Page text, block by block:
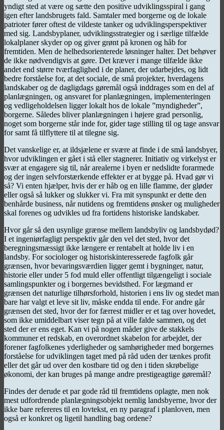
yndigt sted at være og sætte den positive udviklingsspiral i gang
igen efter landsbrugets fald. Samtaler med borgerne og de lokale
patrioter fører oftest de vildeste tanker og udviklingsperspektiver
med sig. Landsbyplaner, udviklingsstrategier og i særlige tilfælde
lokalplaner skyder op og giver grønt på kronen og håb for
fremtiden. Men de helhedsorienterede løsninger halter. Det behøver
de ikke nødvendigvis at gøre. Det kræver i mange tilfælde ikke
andet end større tværfaglighed i de planer, der udarbejdes, og lidt
bedre forståelse for, at det sociale, de små projekter, hverdagens
landskaber og de dagligdags gøremål også inddrages som en del af
planlægningen, og ansvaret for planlægningen, implementeringen
og vedligeholdelsen ligger lokalt hos de lokale ”myndigheder”,
borgerne. Således bliver planlægningen i højere grad personlig,
noget som borgerne står inde for, gider tage stilling til og tage ansvar
for samt få tilflyttere til at tilegne sig.
Det vanskelige er, at ildsjælene er svære at finde i de små landsbyer,
hvor udviklingen er gået i stå eller stagnerer. Initiativ og virkelyst er
svær at engagere sig til, når arealerne i byen er nedslidte forarmede
og der ingen selvforstærkende effekter er at bygge på. Hvad gør vi
så? Vi enten hjælper, hvis der er håb og en lille flamme, der gløder
eller også så lukker og slukker vi. Fra mit synspunkt er dette den
benhårde business, når nutidens og fremtidens ønsker og muligheder
skal forenes og udvikles ud fra fortidens historiske landskaber.
Hvor går så den usynlige grænse mellem landsbyliv og landsbydød?
I et ingeniørfagligt perspektiv går den vel det sted, hvor det
beregningsmæssigt ikke længere er rentabelt at holde liv i en
landsby. For sociologer og historiskinteresserede fagfolk går
grænsen, hvor bevaringsværdien ligger gemt i bygninger, natur,
historie eller under 5 fod muld eller offentligt tilgængeligt i sociale
samlingspunkter og i borgernes bevidsthed. For lægmand er
grænsen det naturlige tilhørsforhold, historien i ens liv og stedet man
bare har valgt et leve sit liv, måske endda til ende. For andre går
grænsen det sted, hvor der for færrest midler er et tag over hovedet,
som ikke umiddelbart viser tegn på at ville falde sammen, og det
sted der er ens eget. Kan vi på nogen måder give de stakkels
kommuner et redskab, en overordnet skabelon for arbejdet, der
forener fagfolkenes yderligheder og samhørigheder med borgernes
forståelse for udviklingen taget med på råd uden der tænkes profit
eller det går ud over den kostbare tid og den i tiden skrøbelige
økonomi, der kan bruges på mange andre prestigeagtige gøremål?
Findes der derude et par gode råd til fremtidens oplagte, men nok
mest udfordrende planlægningsobjekt nemlig landsbyerne, hvor der
ikke bare refereres til en lovtekst, en ny paragraf i planloven, men
også er konkret og ligetil handling bag ordene?